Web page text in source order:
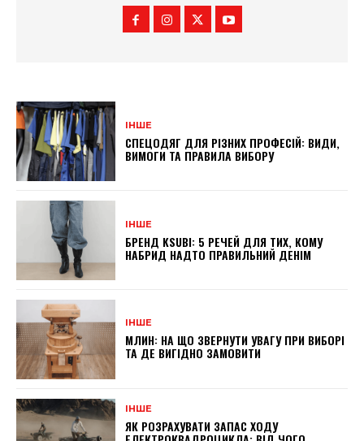
ІНШЕ
СПЕЦОДЯГ ДЛЯ РІЗНИХ ПРОФЕСІЙ: ВИДИ,
ВИМОГИ ТА ПРАВИЛА ВИБОРУ
ІНШЕ
БРЕНД KSUBI: 5 РЕЧЕЙ ДЛЯ ТИХ, КОМУ
НАБРИД НАДТО ПРАВИЛЬНИЙ ДЕНІМ
ІНШЕ
МЛИН: НА ЩО ЗВЕРНУТИ УВАГУ ПРИ ВИБОРІ
ТА ДЕ ВИГІДНО ЗАМОВИТИ
ІНШЕ
ЯК РОЗРАХУВАТИ ЗАПАС ХОДУ